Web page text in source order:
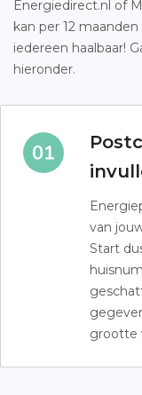
Energiedirect.nl of
kan per 12
iedereen haalbaar!
hieronder.
van
Start
grootte